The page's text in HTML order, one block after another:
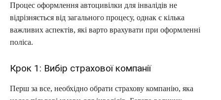
Процес оформлення автоцивілки для інвалідів не
відрізняється від загального процесу, однак є кілька
важливих аспектів, які варто врахувати при оформленні
поліса.
Крок 1: Вибір страхової компанії
Перш за все, необхідно обрати страхову компанію, яка